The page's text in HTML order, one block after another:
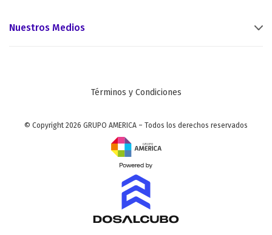
Nuestros Medios
Términos y Condiciones
© Copyright 2026 GRUPO AMERICA – Todos los derechos reservados